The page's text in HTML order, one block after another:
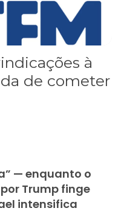
à
de cometer
— enquanto o
Trump finge
intensifica